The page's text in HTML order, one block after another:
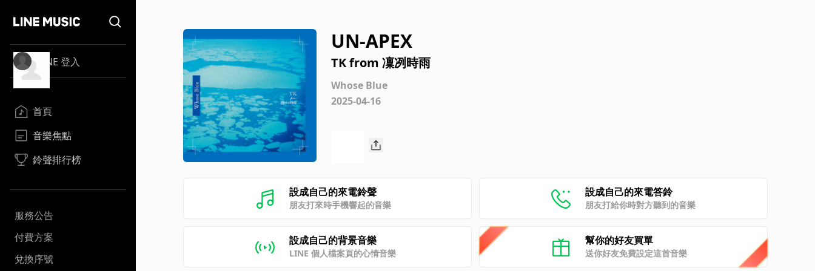
LINE 登入
首頁
音樂焦點
鈴聲排行榜
服務公告
付費方案
兌換序號
UN-APEX
TK from 凜冽時雨
Whose Blue
2025-04-16
設成自己的來電鈴聲
朋友打來時手機響起的音樂
設成自己的來電答鈴
朋友打給你時對方聽到的音樂
設成自己的背景音樂
LINE 個人檔案頁的心情音樂
幫你的好友買單
送你好友免費設定這首音樂